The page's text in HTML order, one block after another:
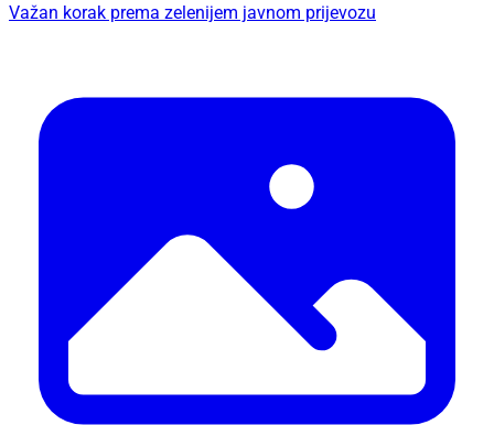
Važan korak prema zelenijem javnom prijevozu